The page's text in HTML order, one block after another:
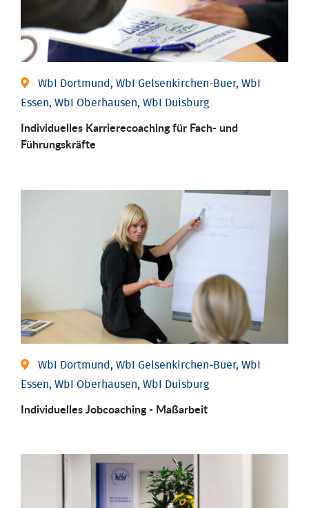
WbI Dortmund, WbI Gelsenkirchen-Buer, WbI
Essen, WbI Oberhausen, WbI Duisburg
Individu­elles Karrierecoaching für Fach-­ und
Führungs­kräfte
WbI Dortmund, WbI Gelsenkirchen-Buer, WbI
Essen, WbI Oberhausen, WbI Duisburg
Individu­elles Job­coaching - Maßarbeit